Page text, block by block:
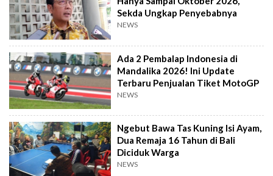
Sekda Ungkap Penyebabnya
NEWS
Ada 2 Pembalap Indonesia di
Mandalika 2026! Ini Update
Terbaru Penjualan Tiket MotoGP
NEWS
Ngebut Bawa Tas Kuning Isi Ayam,
Dua Remaja 16 Tahun di Bali
Diciduk Warga
NEWS